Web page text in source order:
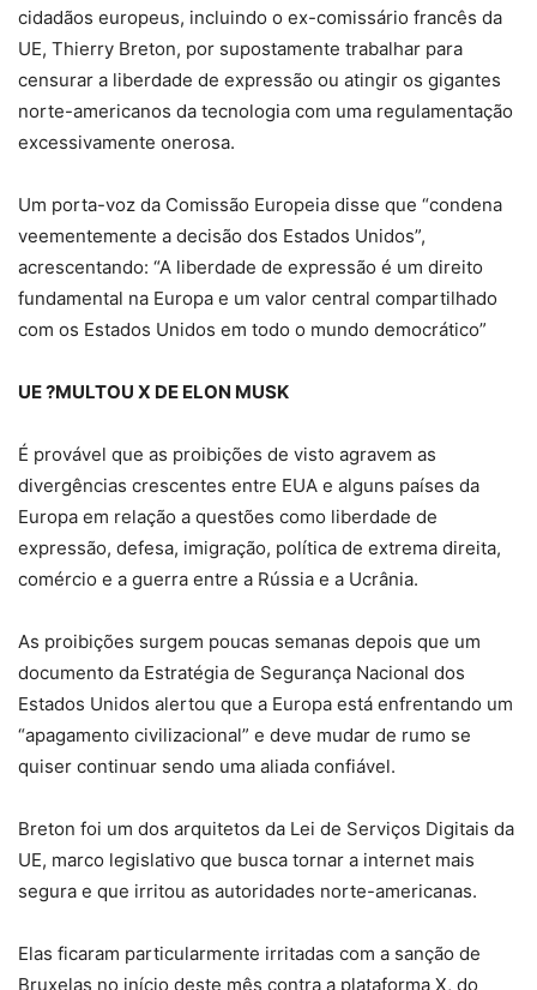
cidadãos europeus, incluindo o ex-comissário francês da
UE, Thierry Breton, por supostamente trabalhar para
censurar a liberdade de expressão ou atingir os gigantes
norte-americanos da tecnologia com uma regulamentação
excessivamente onerosa.
Um porta-voz da Comissão Europeia disse que “condena
veementemente a decisão dos Estados Unidos”,
acrescentando: “A liberdade de expressão é um direito
fundamental na Europa e um valor central compartilhado
com os Estados Unidos em todo o mundo democrático”
UE ?MULTOU X DE ELON MUSK
É provável que as proibições de visto agravem as
divergências crescentes entre EUA e alguns países da
Europa em relação a questões como liberdade de
expressão, defesa, imigração, política de extrema direita,
comércio e a guerra entre a Rússia e a Ucrânia.
As proibições surgem poucas semanas depois que um
documento da Estratégia de Segurança Nacional dos
Estados Unidos alertou que a Europa está enfrentando um
“apagamento civilizacional” e deve mudar de rumo se
quiser continuar sendo uma aliada confiável.
Breton foi um dos arquitetos da Lei de Serviços Digitais da
UE, marco legislativo que busca tornar a internet mais
segura e que irritou as autoridades norte-americanas.
Elas ficaram particularmente irritadas com a sanção de
Bruxelas no início deste mês contra a plataforma X, do